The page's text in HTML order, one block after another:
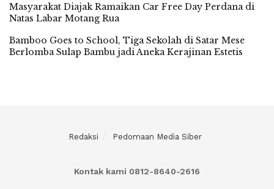
Masyarakat Diajak Ramaikan Car Free Day Perdana di
Natas Labar Motang Rua
Bamboo Goes to School, Tiga Sekolah di Satar Mese
Berlomba Sulap Bambu jadi Aneka Kerajinan Estetis
Redaksi Pedomaan Media Siber
Kontak kami 0812-8640-2616